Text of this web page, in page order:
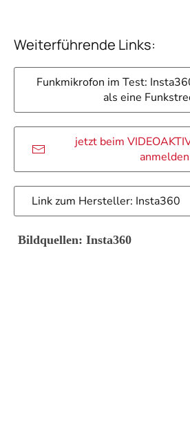
Weiterführende Links:
Funkmikrofon im Test:
als eine
jetzt beim
anmelden
Link zum Hersteller: Insta360
Bildquellen: Insta360